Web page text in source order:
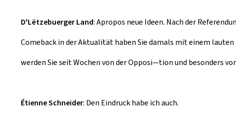
D'Lëtzebuerger Land: Apropos neue Ideen. Nach der
Comeback in der Aktualität haben Sie damals mit einem
werden Sie seit Wochen von der Opposi—tion und besonders
Étienne Schneider: Den Eindruck habe ich auch.